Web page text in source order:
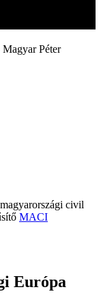
Péter
civil
MACI
Európa